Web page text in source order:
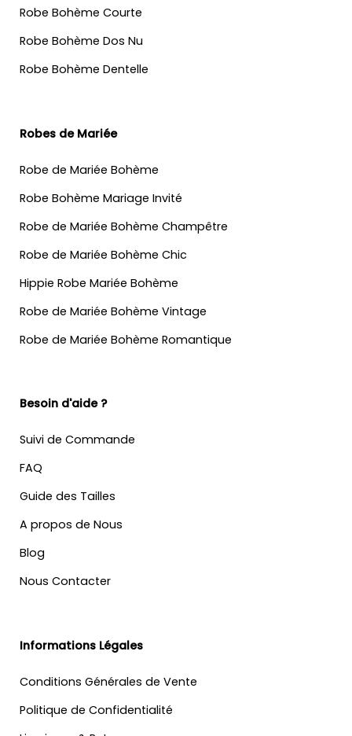
Robe Bohème Courte
Robe Bohème Dos Nu
Robe Bohème Dentelle
Robes de Mariée
Robe de Mariée Bohème
Robe Bohème Mariage Invité
Robe de Mariée Bohème Champêtre
Robe de Mariée Bohème Chic
Hippie Robe Mariée Bohème
Robe de Mariée Bohème Vintage
Robe de Mariée Bohème Romantique
Besoin d'aide ?
Suivi de Commande
FAQ
Guide des Tailles
A propos de Nous
Blog
Nous Contacter
Informations Légales
Conditions Générales de Vente
Politique de Confidentialité